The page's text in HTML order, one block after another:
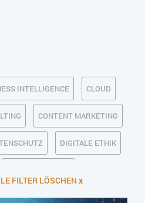
INTELLIGENCE CLOUD
CONTENT MARKETING
DIGITALE ETHIK
E-COMMERCE EINKAUF
FILTER LÖSCHEN x